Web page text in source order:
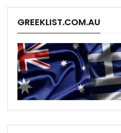
GREEKLIST.COM.AU